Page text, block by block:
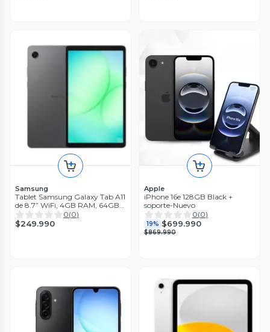
Samsung
Tablet Samsung Galaxy Tab A11
de 8.7” WiFi, 4GB RAM, 64GB-
Nuevo
0(0)
$249.990
Apple
iPhone 16e 128GB Black +
soporte-Nuevo
0(0)
19% $699.990
$869.990